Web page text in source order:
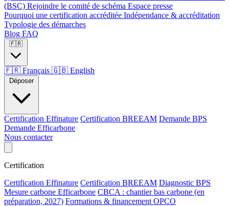
(BSC) Rejoindre le comité de schéma Espace presse
Pourquoi une certification accréditée Indépendance & accréditation
Typologie des démarches
Blog FAQ
🇫🇷
🇫🇷 Français 🇬🇧 English
Déposer
Certification Effinature Certification BREEAM Demande BPS
Demande Efficarbone
Nous contacter
Certification
Certification Effinature Certification BREEAM Diagnostic BPS
Mesure carbone Efficarbone CBCA : chantier bas carbone (en
préparation, 2027) Formations & financement OPCO